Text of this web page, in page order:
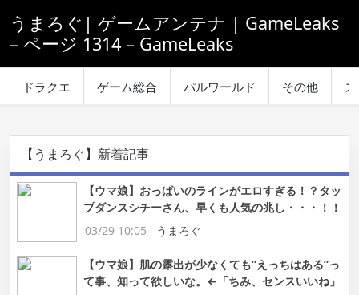
うまろぐ| ゲームアンテナ | GameLeaks
– ページ 1314 – GameLeaks
ドラクエ ゲーム総合 パルワールド その他
【うまろぐ】新着記事
【ウマ娘】おっぱいのラインがエロすぎる！？タッ
プダンスシチーさん、早くも人気の兆し・・・！！
03/29 10:05
うまろぐ
【ウマ娘】肌の露出が少なくても”えっちはある”っ
て事、知って欲しいな。←「ちみ、センスいいね」